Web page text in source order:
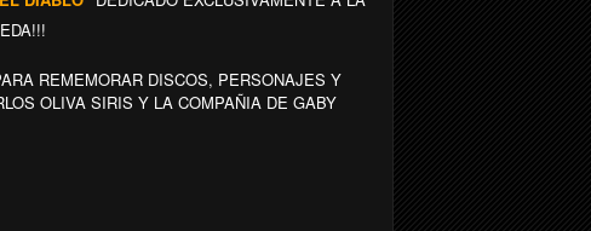
REMEMORAR DISCOS, PERSONAJES Y
OLIVA SIRIS Y LA COMPAÑIA DE GABY